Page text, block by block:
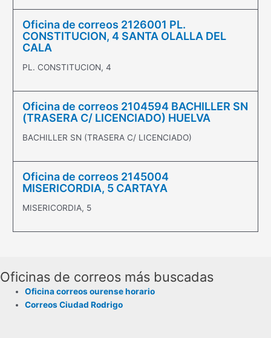
Oficina de correos 2126001 PL.
CONSTITUCION, 4 SANTA OLALLA DEL
CALA
PL. CONSTITUCION, 4
Oficina de correos 2104594 BACHILLER SN
(TRASERA C/ LICENCIADO) HUELVA
BACHILLER SN (TRASERA C/ LICENCIADO)
Oficina de correos 2145004
MISERICORDIA, 5 CARTAYA
MISERICORDIA, 5
Oficinas de correos más buscadas
Oficina correos ourense horario
Correos Ciudad Rodrigo